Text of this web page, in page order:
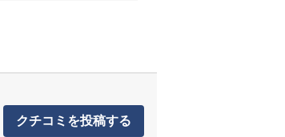
クチコミを投稿する